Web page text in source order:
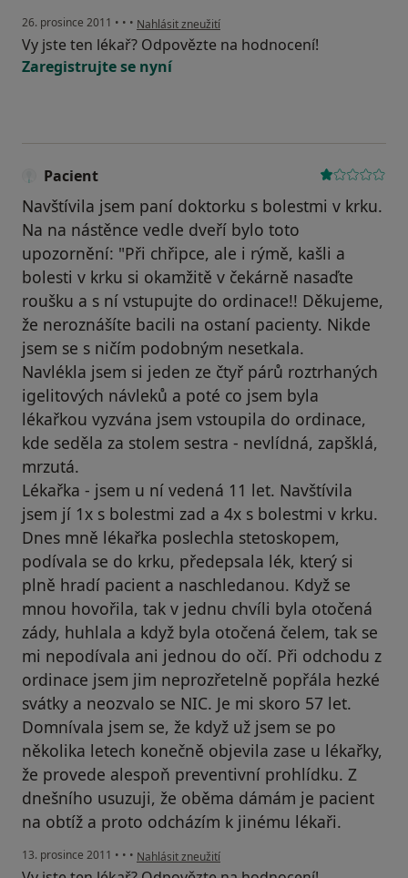
26. prosince 2011 • • • podle názoru uživatele Pacient
Nahlásit zneužití
Vy jste ten lékař? Odpovězte na hodnocení!
Zaregistrujte se nyní
Pacient
Navštívila jsem paní doktorku s bolestmi v krku.
Na na nástěnce vedle dveří bylo toto
upozornění: "Při chřipce, ale i rýmě, kašli a
bolesti v krku si okamžitě v čekárně nasaďte
roušku a s ní vstupujte do ordinace!! Děkujeme,
že neroznášíte bacili na ostaní pacienty. Nikde
jsem se s ničím podobným nesetkala.
Navlékla jsem si jeden ze čtyř párů roztrhaných
igelitových návleků a poté co jsem byla
lékařkou vyzvána jsem vstoupila do ordinace,
kde seděla za stolem sestra - nevlídná, zapšklá,
mrzutá.
Lékařka - jsem u ní vedená 11 let. Navštívila
jsem jí 1x s bolestmi zad a 4x s bolestmi v krku.
Dnes mně lékařka poslechla stetoskopem,
podívala se do krku, předepsala lék, který si
plně hradí pacient a naschledanou. Když se
mnou hovořila, tak v jednu chvíli byla otočená
zády, huhlala a když byla otočená čelem, tak se
mi nepodívala ani jednou do očí. Při odchodu z
ordinace jsem jim neprozřetelně popřála hezké
svátky a neozvalo se NIC. Je mi skoro 57 let.
Domnívala jsem se, že když už jsem se po
několika letech konečně objevila zase u lékařky,
že provede alespoň preventivní prohlídku. Z
dnešního usuzuji, že oběma dámám je pacient
na obtíž a proto odcházím k jinému lékaři.
13. prosince 2011 • • • podle názoru uživatele Pacient
Nahlásit zneužití